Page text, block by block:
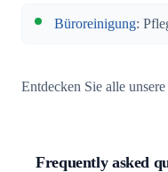
Büroreinigung:
Entdecken Sie alle
Frequently asked